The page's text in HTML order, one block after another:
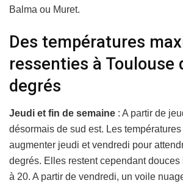
Balma ou Muret.
Des températures
ressenties à Toulouse
degrés
Jeudi et fin de semaine : A partir de
désormais de sud est. Les
augmenter jeudi et vendredi pour
degrés. Elles restent cependant
à 20. A partir de vendredi, un voile